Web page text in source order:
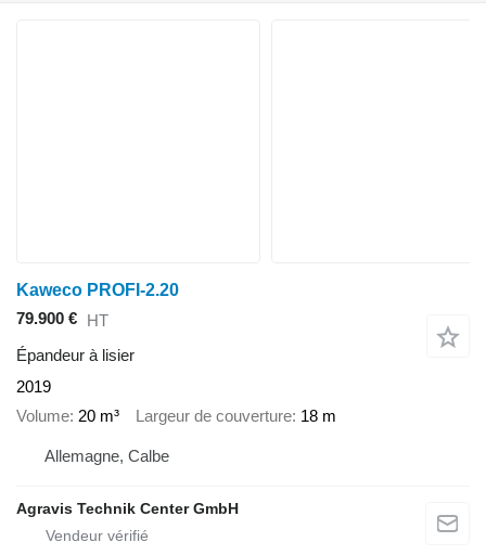
Kaweco PROFI-2.20
79.900 € HT
Épandeur à lisier
2019
Volume 20 m³ Largeur de couverture 18 m
Allemagne, Calbe
Agravis Technik Center GmbH